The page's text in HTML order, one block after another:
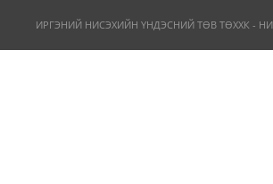
ИРГЭНИЙ НИСЭХИЙН ҮНДЭСНИЙ ТӨВ ТӨХХК -